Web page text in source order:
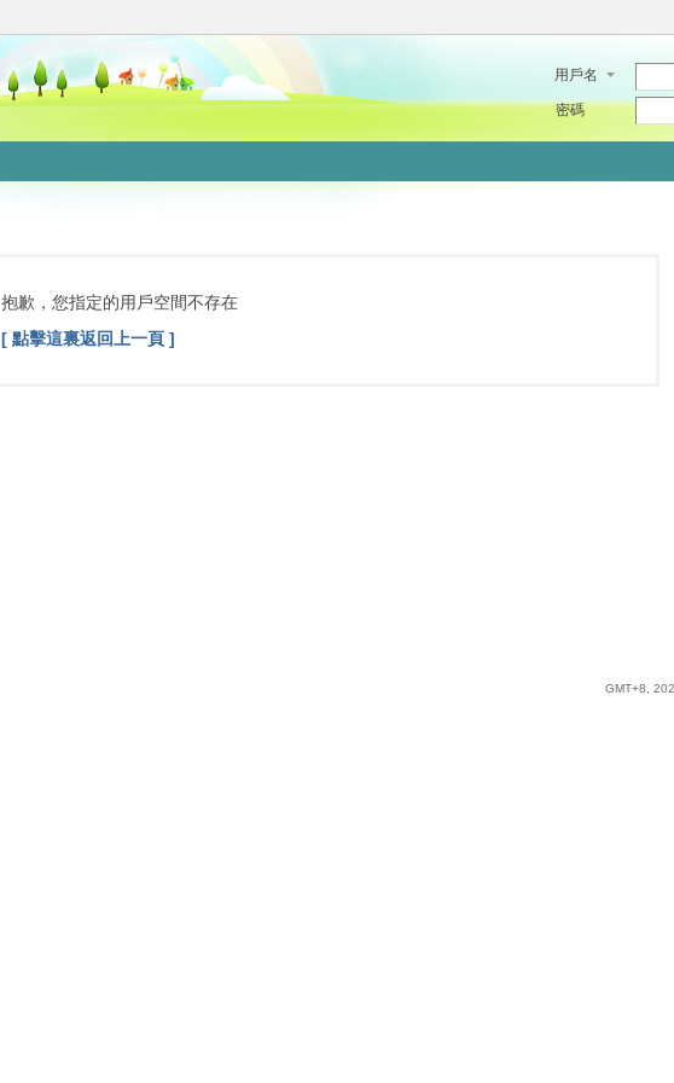
用戶名
密碼
抱歉，您指定的用戶空間不存在
[ 點擊這裏返回上一頁 ]
GMT+8,